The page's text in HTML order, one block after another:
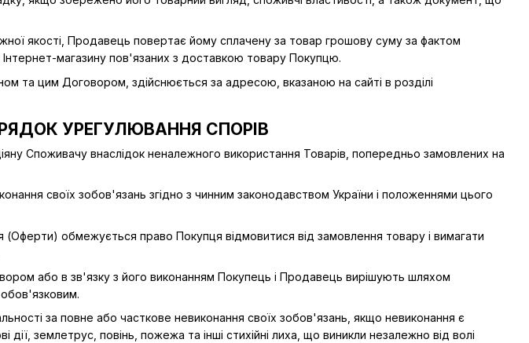
якості, Продавець повертає йому сплачену за товар грошову суму за фактом
магазину пов'язаних з доставкою товару Покупцю.
та цим Договором, здійснюється за адресою, вказаною на сайті в розділі
УРЕГУЛЮВАННЯ СПОРІВ
Споживачу внаслідок неналежного використання Товарів, попередньо замовлених на
своїх зобов'язань згідно з чинним законодавством України і положеннями цього
(Оферти) обмежується право Покупця відмовитися від замовлення товару і вимагати
або в зв'язку з його виконанням Покупець і Продавець вирішують шляхом
за повне або часткове невиконання своїх зобов'язань, якщо невиконання є
дії, землетрус, повінь, пожежа та інші стихійні лиха, що виникли незалежно від волі